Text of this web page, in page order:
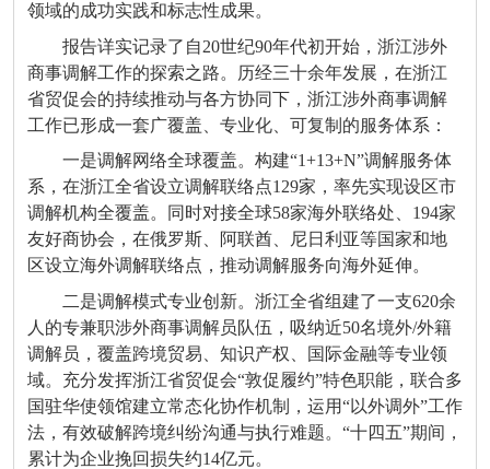
领域的成功实践和标志性成果。
报告详实记录了自20世纪90年代初开始，浙江涉外
商事调解工作的探索之路。历经三十余年发展，在浙江
省贸促会的持续推动与各方协同下，浙江涉外商事调解
工作已形成一套广覆盖、专业化、可复制的服务体系：
一是调解网络全球覆盖。构建“1+13+N”调解服务体
系，在浙江全省设立调解联络点129家，率先实现设区市
调解机构全覆盖。同时对接全球58家海外联络处、194家
友好商协会，在俄罗斯、阿联酋、尼日利亚等国家和地
区设立海外调解联络点，推动调解服务向海外延伸。
二是调解模式专业创新。浙江全省组建了一支620余
人的专兼职涉外商事调解员队伍，吸纳近50名境外/外籍
调解员，覆盖跨境贸易、知识产权、国际金融等专业领
域。充分发挥浙江省贸促会“敦促履约”特色职能，联合多
国驻华使领馆建立常态化协作机制，运用“以外调外”工作
法，有效破解跨境纠纷沟通与执行难题。“十四五”期间，
累计为企业挽回损失约14亿元。